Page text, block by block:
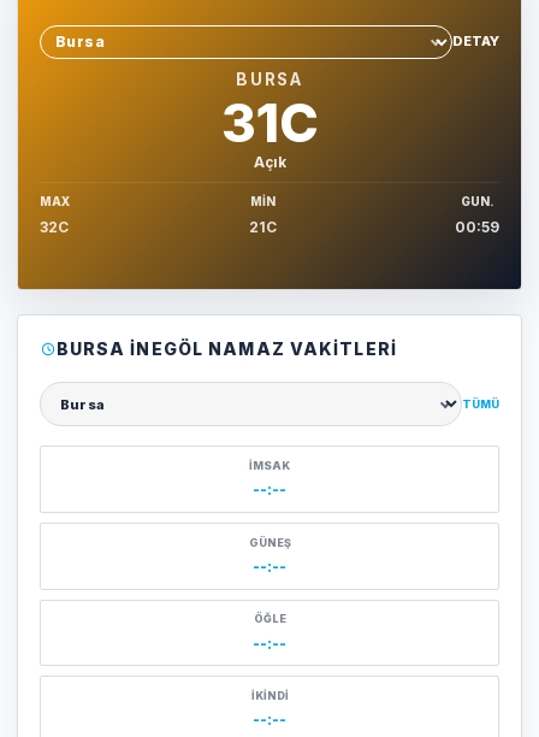
Sehir sec
DETAY
BURSA
31C
Açık
MAX
32C
MIN
21C
GUN.
00:59
BURSA İNEGÖL NAMAZ VAKITLERI
Şehir seçin
TÜMÜ
İMSAK
--:--
GÜNEŞ
--:--
ÖĞLE
--:--
İKINDI
--:--